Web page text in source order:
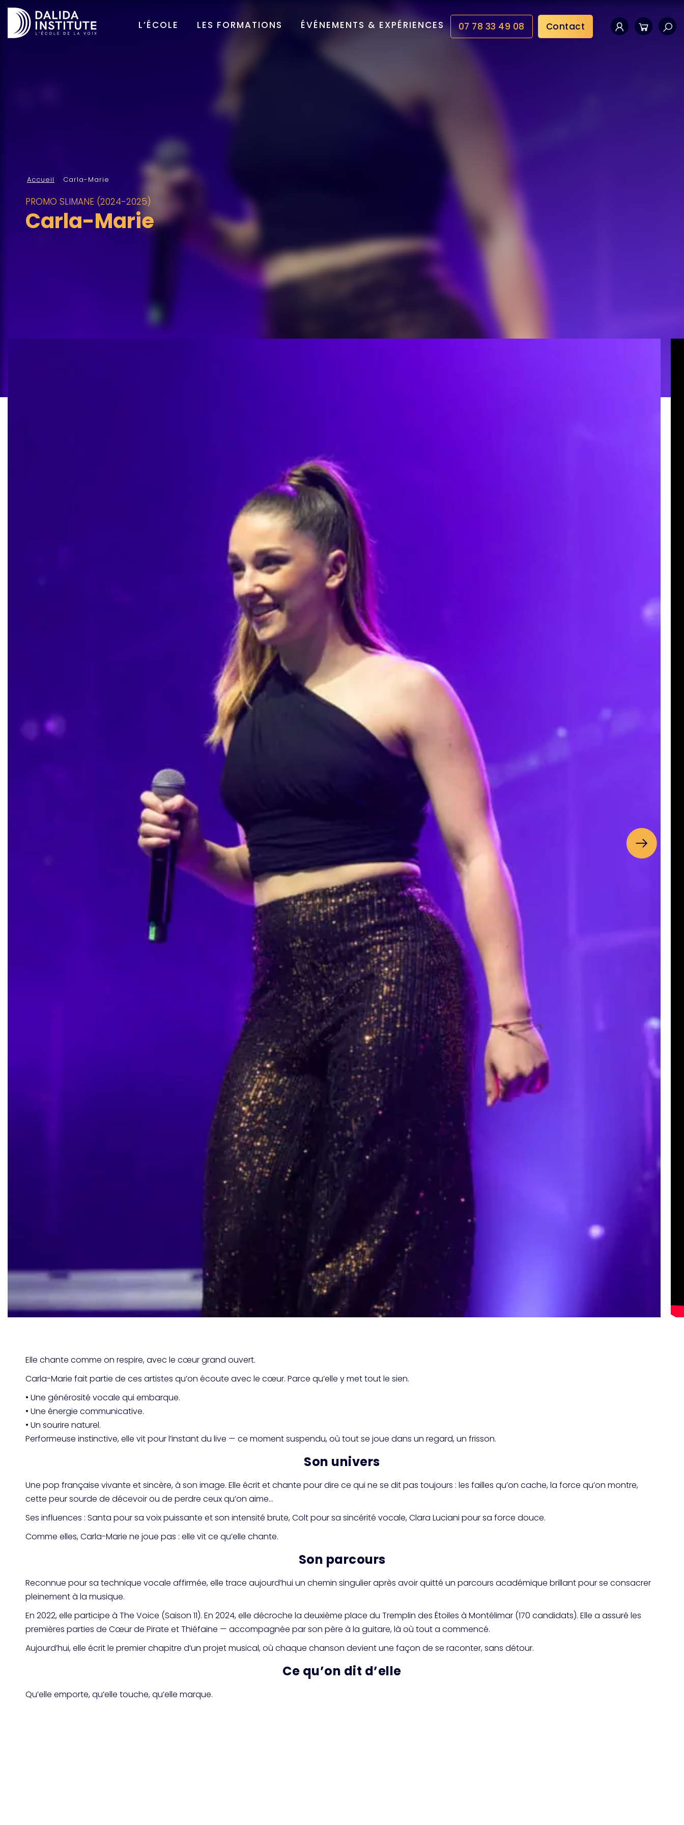
07 78 33 49 08 Contact
L’ÉCOLE LES FORMATIONS ÉVÉNEMENTS & EXPÉRIENCES Mon compte Panier
Accueil / Carla-Marie
PROMO SLIMANE (2024-2025)
Carla-Marie
Elle chante comme on respire, avec le cœur grand ouvert.
Carla-Marie fait partie de ces artistes qu’on écoute avec le cœur. Parce qu’elle y met tout le sien.
• Une générosité vocale qui embarque.
• Une énergie communicative.
• Un sourire naturel.
Performeuse instinctive, elle vit pour l’instant du live — ce moment suspendu, où tout se joue dans un regard, un frisson.
Son univers
Une pop française vivante et sincère, à son image. Elle écrit et chante pour dire ce qui ne se dit pas toujours : les failles qu’on cache, la force qu’on montre,
cette peur sourde de décevoir ou de perdre ceux qu’on aime…
Ses influences : Santa pour sa voix puissante et son intensité brute, Colt pour sa sincérité vocale, Clara Luciani pour sa force douce.
Comme elles, Carla-Marie ne joue pas : elle vit ce qu’elle chante.
Son parcours
Reconnue pour sa technique vocale affirmée, elle trace aujourd’hui un chemin singulier après avoir quitté un parcours académique brillant pour se consacrer
pleinement à la musique.
En 2022, elle participe à The Voice (Saison 11). En 2024, elle décroche la deuxième place du Tremplin des Étoiles à Montélimar (170 candidats). Elle a assuré les
premières parties de Cœur de Pirate etThiéfaine — accompagnée par son père à la guitare, là où tout a commencé.
Aujourd’hui, elle écrit le premier chapitre d’un projet musical, où chaque chanson devient une façon de se raconter, sans détour.
Ce qu’on dit d’elle
Qu’elle emporte, qu’elle touche, qu’elle marque.